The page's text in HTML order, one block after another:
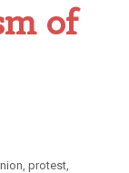
of
protest